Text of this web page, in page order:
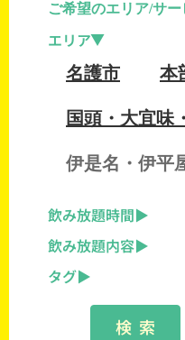
ご希望のエリア/サー
エリア
名護市 本
国頭・大宜味
伊是名・伊平
飲み放題時間
飲み放題内容
タグ
検 索